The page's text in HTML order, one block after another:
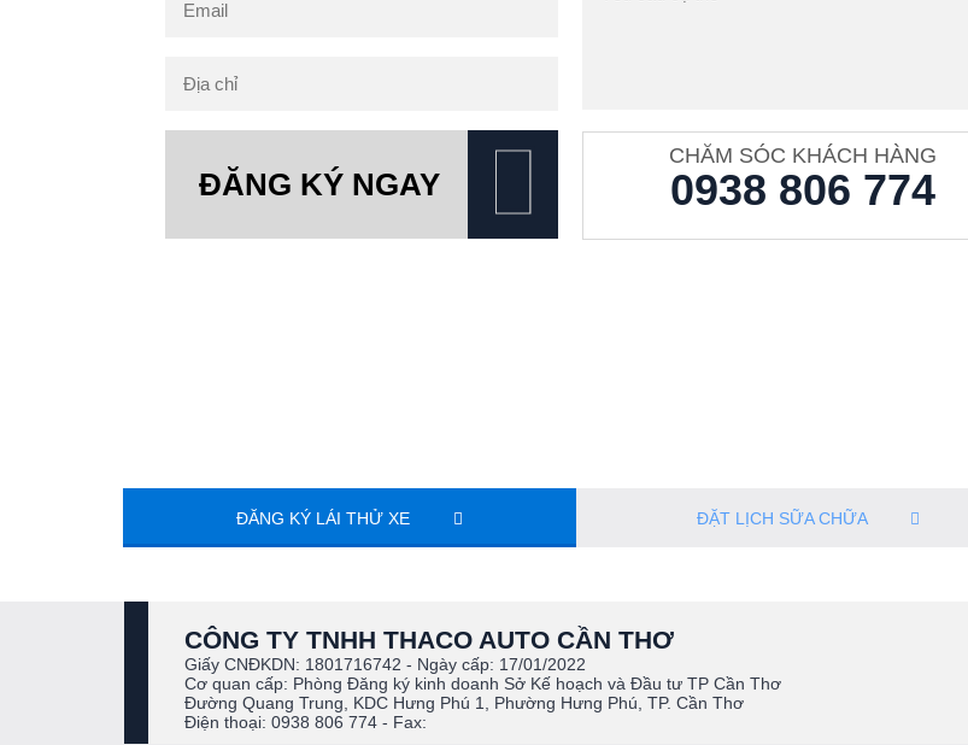
CHĂM SÓC KHÁCH HÀNG
0938 806 774
ĐĂNG KÝ NGAY
ĐĂNG KÝ LÁI THỬ XE ĐẶT LỊCH SỮA CHỮA
CÔNG TY TNHH THACO AUTO CẦN THƠ
Giấy CNĐKDN: 1801716742 - Ngày cấp: 17/01/2022
Cơ quan cấp: Phòng Đăng ký kinh doanh Sở Kế hoạch và Đầu tư TP Cần Thơ
Đường Quang Trung, KDC Hưng Phú 1, Phường Hưng Phú, TP. Cần Thơ
Điện thoại: 0938 806 774 - Fax: